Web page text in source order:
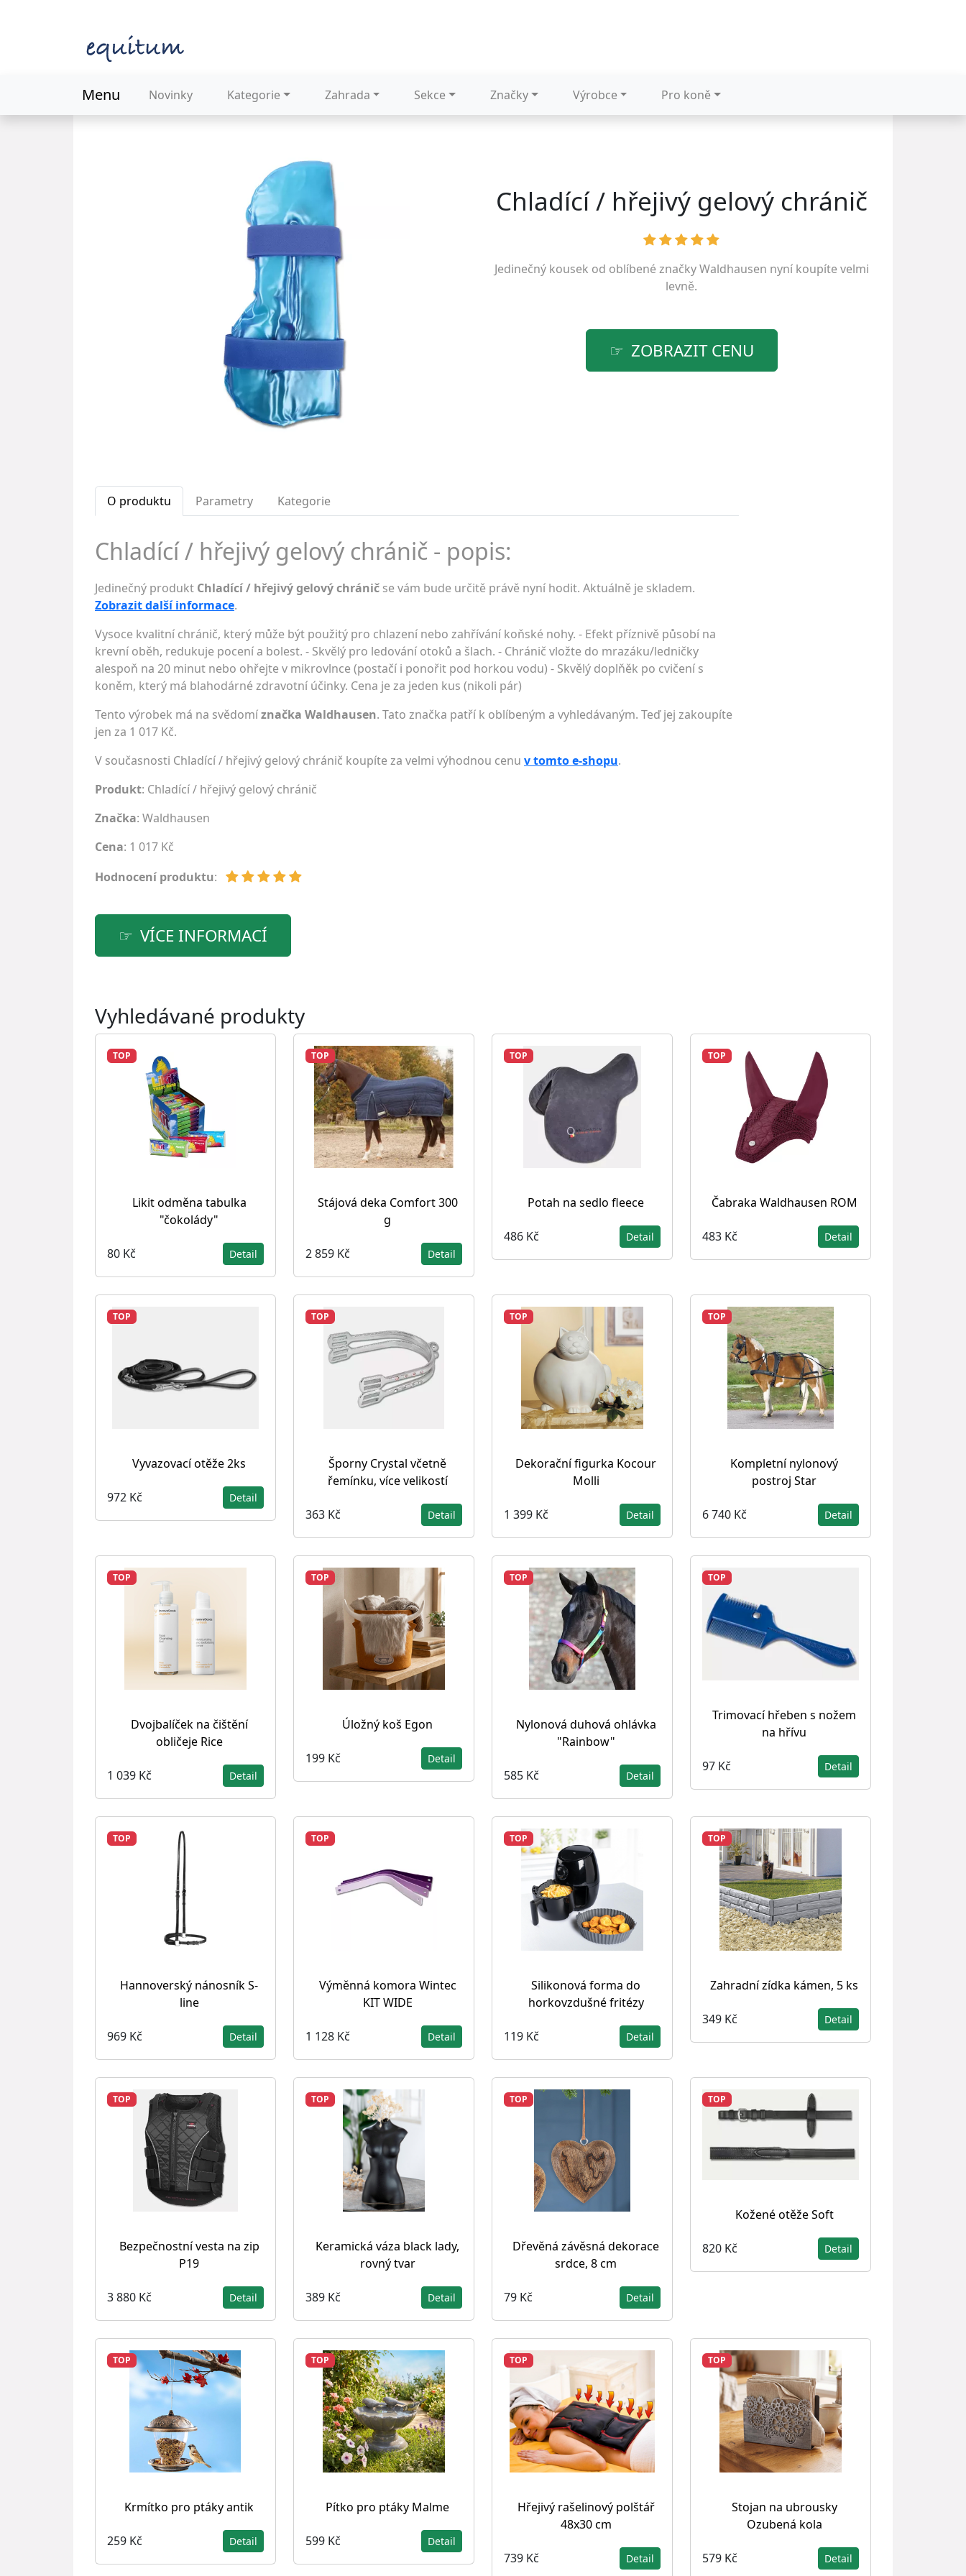
Menu Novinky Kategorie Zahrada Sekce Značky Výrobce Pro koně
Chladící / hřejivý gelový chránič
Jedinečný kousek od oblíbené značkyWaldhausen nyní koupíte velmi
levně.
ZOBRAZIT CENU
O produktu Parametry Kategorie
Chladící / hřejivý gelový chránič - popis:
Jedinečný produkt Chladící / hřejivý gelový chránič se vám bude určitě právě nyní hodit. Aktuálně je skladem.
Zobrazit další informace.
Vysoce kvalitní chránič, který může být použitý pro chlazení nebo zahřívání koňské nohy. - Efekt příznivě působí na
krevní oběh, redukuje pocení a bolest. - Skvělý pro ledování otoků a šlach. - Chránič vložte do mrazáku/ledničky
alespoň na 20 minut nebo ohřejte v mikrovlnce (postačí i ponořit pod horkou vodu) - Skvělý doplňěk po cvičení s
koněm, který má blahodárné zdravotní účinky. Cena je za jeden kus (nikoli pár)
Tento výrobek má na svědomíznačka Waldhausen. Tato značka patří k oblíbeným a vyhledávaným. Teď jej zakoupíte
jen za 1 017 Kč.
V současnosti Chladící / hřejivý gelový chránič koupíte za velmi výhodnou cenu v tomto e-shopu.
Produkt: Chladící / hřejivý gelový chránič
Značka: Waldhausen
Cena: 1 017 Kč
Hodnocení produktu:
VÍCE INFORMACÍ
Vyhledávané produkty
TOP
Likit odměna tabulka
"čokolády"
80 Kč Detail
TOP
Stájová deka Comfort 300
g
2 859 Kč Detail
TOP
Potah na sedlo fleece
486 Kč Detail
TOP
Čabraka Waldhausen ROM
483 Kč Detail
TOP
Vyvazovací otěže 2ks
972 Kč Detail
TOP
Šporny Crystal včetně
řemínku, více velikostí
363 Kč Detail
TOP
Dekorační figurka Kocour
Molli
1 399 Kč Detail
TOP
Kompletní nylonový
postroj Star
6 740 Kč Detail
TOP
Dvojbalíček na čištění
obličeje Rice
1 039 Kč Detail
TOP
Úložný koš Egon
199 Kč Detail
TOP
Nylonová duhová ohlávka
"Rainbow"
585 Kč Detail
TOP
Trimovací hřeben s nožem
na hřívu
97 Kč Detail
TOP
Hannoverský nánosník S-
line
969 Kč Detail
TOP
Výměnná komora Wintec
KIT WIDE
1 128 Kč Detail
TOP
Silikonová forma do
horkovzdušné fritézy
119 Kč Detail
TOP
Zahradní zídka kámen, 5 ks
349 Kč Detail
TOP
Bezpečnostní vesta na zip
P19
3 880 Kč Detail
TOP
Keramická váza black lady,
rovný tvar
389 Kč Detail
TOP
Dřevěná závěsná dekorace
srdce, 8 cm
79 Kč Detail
TOP
Kožené otěže Soft
820 Kč Detail
TOP
Krmítko pro ptáky antik
259 Kč Detail
TOP
Pítko pro ptáky Malme
599 Kč Detail
TOP
Hřejivý rašelinový polštář
48x30 cm
739 Kč Detail
TOP
Stojan na ubrousky
Ozubená kola
579 Kč Detail